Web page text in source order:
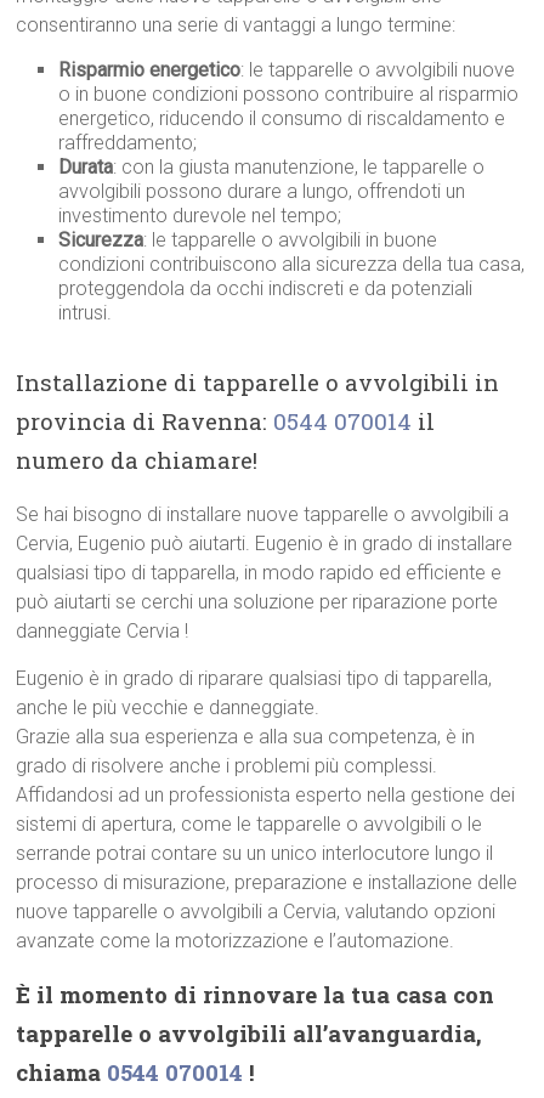
consentiranno una serie di vantaggi a lungo termine:
Risparmio energetico: le tapparelle o avvolgibili nuove
o in buone condizioni possono contribuire al risparmio
energetico, riducendo il consumo di riscaldamento e
raffreddamento;
Durata: con la giusta manutenzione, le tapparelle o
avvolgibili possono durare a lungo, offrendoti un
investimento durevole nel tempo;
Sicurezza: le tapparelle o avvolgibili in buone
condizioni contribuiscono alla sicurezza della tua casa,
proteggendola da occhi indiscreti e da potenziali
intrusi.
Installazione di tapparelle o avvolgibili in
provincia di Ravenna: 0544 070014 il
numero da chiamare!
Se hai bisogno di installare nuove tapparelle o avvolgibili a
Cervia, Eugenio può aiutarti. Eugenio è in grado di installare
qualsiasi tipo di tapparella, in modo rapido ed efficiente e
può aiutarti se cerchi una soluzione per riparazione porte
danneggiate Cervia !
Eugenio è in grado di riparare qualsiasi tipo di tapparella,
anche le più vecchie e danneggiate.
Grazie alla sua esperienza e alla sua competenza, è in
grado di risolvere anche i problemi più complessi.
Affidandosi ad un professionista esperto nella gestione dei
sistemi di apertura, come le tapparelle o avvolgibili o le
serrande potrai contare su un unico interlocutore lungo il
processo di misurazione, preparazione e installazione delle
nuove tapparelle o avvolgibili a Cervia, valutando opzioni
avanzate come la motorizzazione e l’automazione.
È il momento di rinnovare la tua casa con
tapparelle o avvolgibili all’avanguardia,
chiama 0544 070014 !